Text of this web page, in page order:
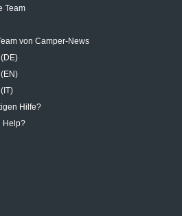
Team
von Camper-News
Hilfe?
Help?